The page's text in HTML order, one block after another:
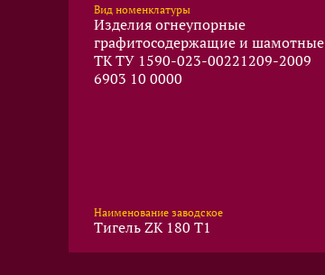
Вид номенклатуры
Изделия огнеупорные
графитосодержащие и шамотные
ТК ТУ 1590-023-00221209-2009
6903 10 0000
Наименование заводское
Тигель ZK 180 T1